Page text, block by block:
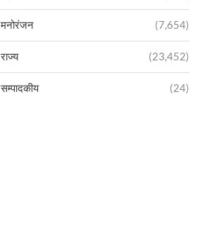
मनोरंजन (7,654)
राज्य (23,452)
सम्पादकीय (24)